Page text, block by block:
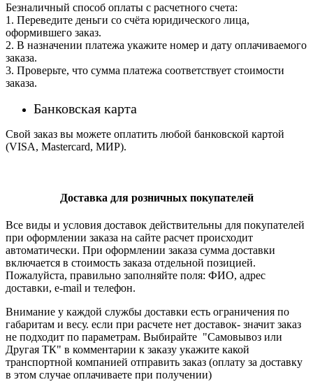
Безналичный способ оплаты с расчетного счета:
1. Переведите деньги со счёта юридического лица,
оформившего заказ.
2. В назначении платежа укажите номер и дату оплачиваемого
заказа.
3. Проверьте, что сумма платежа соответствует стоимости
заказа.
Банковская карта
Свой заказ вы можете оплатить любой банковской картой
(VISA, Mastercard, МИР).
Доставка для розничных покупателей
Все виды и условия доставок действительны для покупателей
при оформлении заказа на сайте расчет происходит
автоматически. При оформлении заказа сумма доставки
включается в стоимость заказа отдельной позицией.
Пожалуйста, правильно заполняйте поля: ФИО, адрес
доставки, e-mail и телефон.
Внимание у каждой службы доставки есть ограничения по
габаритам и весу. если при расчете нет доставок- значит заказ
не подходит по параметрам. Выбирайте "Самовывоз или
Другая ТК" в комментарии к заказу укажите какой
транспортной компанией отправить заказ (оплату за доставку
в этом случае оплачиваете при получении)